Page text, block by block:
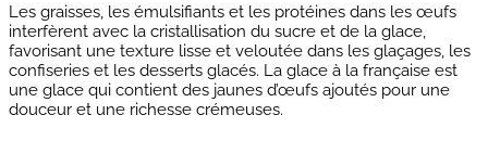
Les graisses, les émulsifiants et les protéines dans les œufs
interfèrent avec la cristallisation du sucre et de la glace,
favorisant une texture lisse et veloutée dans les glaçages, les
confiseries et les desserts glacés. La glace à la française est
une glace qui contient des jaunes d’œufs ajoutés pour une
douceur et une richesse crémeuses.